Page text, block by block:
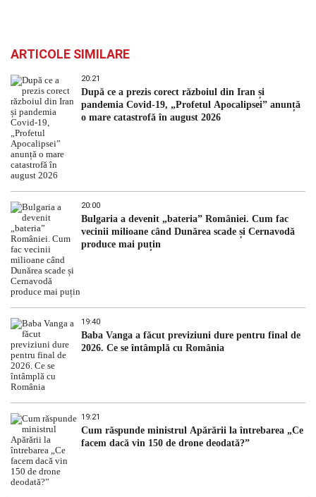
ARTICOLE SIMILARE
20:21
După ce a prezis corect războiul din Iran și
pandemia Covid-19, „Profetul Apocalipsei” anunță
o mare catastrofă în august 2026
20:00
Bulgaria a devenit „bateria” României. Cum fac
vecinii milioane când Dunărea scade și Cernavodă
produce mai puțin
19:40
Baba Vanga a făcut previziuni dure pentru final de
2026. Ce se întâmplă cu România
19:21
Cum răspunde ministrul Apărării la întrebarea „Ce
facem dacă vin 150 de drone deodată?”